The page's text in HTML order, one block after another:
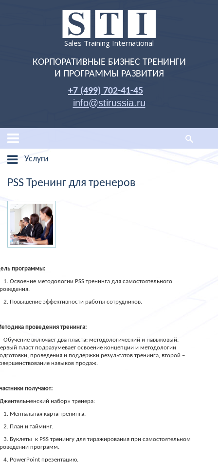
Sales Training International
КОРПОРАТИВНЫЕ БИЗНЕС ТРЕНИНГИ
И ПРОГРАММЫ РАЗВИТИЯ
+7 (499) 702-41-45
info@stirussia.ru
Услуги
PSS Тренинг для тренеров
программы:
1. Освоение методологии PSS тренинга для самостоятельного
2. Повышение эффективности работы сотрудников.
проведения тренинга:
Обучение включает два пласта: методологический и навыковый.
пласт подразумевает освоение концепции и методологии
проведения и поддержки результатов тренинга, второй –
навыков продаж.
получают:
набор» тренера:
1. Ментальная карта тренинга.
2. План и тайминг.
3. Буклеты к PSS тренингу для тиражирования при самостоятельном
программ.
4. PowerPoint презентацию.